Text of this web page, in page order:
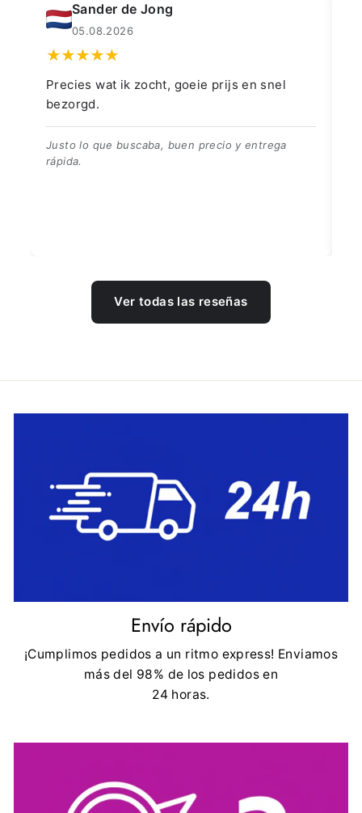
Muahmmet Karadag
04.08.2026
👍👍👍👌
👍👍👍👌
Ver todas las reseñas
Envío rápido
¡Cumplimos pedidos a un ritmo express! Enviamos
más del 98% de los pedidos en
24 horas.